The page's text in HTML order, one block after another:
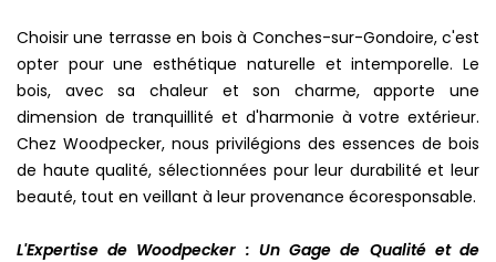
Choisir une terrasse en bois à Conches-sur-Gondoire, c'est
opter pour une esthétique naturelle et intemporelle. Le
bois, avec sa chaleur et son charme, apporte une
dimension de tranquillité et d'harmonie à votre extérieur.
Chez Woodpecker, nous privilégions des essences de bois
de haute qualité, sélectionnées pour leur durabilité et leur
beauté, tout en veillant à leur provenance écoresponsable.
L'Expertise de Woodpecker : Un Gage de Qualité et de